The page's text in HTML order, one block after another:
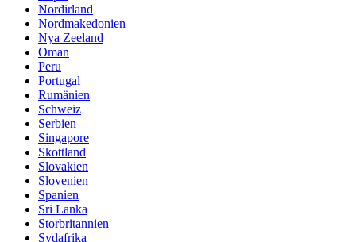
Nordirland
Nordmakedonien
Nya Zeeland
Oman
Peru
Portugal
Rumänien
Schweiz
Serbien
Singapore
Skottland
Slovakien
Slovenien
Spanien
Sri Lanka
Storbritannien
Sydafrika